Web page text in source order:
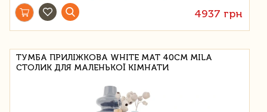
4937 грн
ТУМБА ПРИЛІЖКОВА WHITE MAT 40CM MILA
СТОЛИК ДЛЯ МАЛЕНЬКОЇ КІМНАТИ